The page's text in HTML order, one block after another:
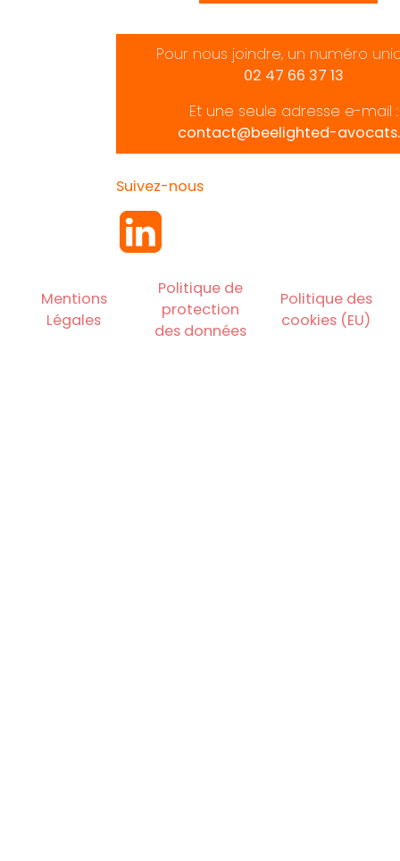
Pour nous joindre, un numéro
02 47 66 37 13
Et une seule adresse e-mail :
contact@beelighted-
Suivez-nous
Mentions
Légales
Politique de
protection
des données
Politique des
cookies (EU)